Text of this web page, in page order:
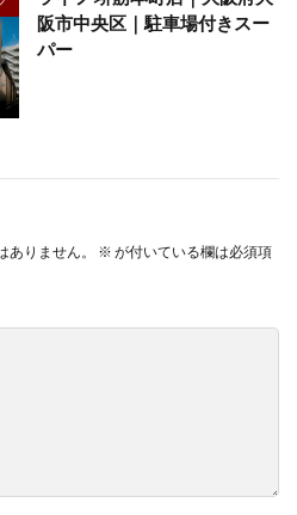
阪市中央区｜駐車場付きスー
パー
りません。 ※ が付いている欄は必須項